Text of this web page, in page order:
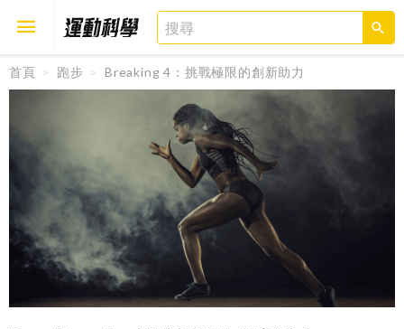
首頁 跑步 Breaking 4：挑戰極限的創新助力